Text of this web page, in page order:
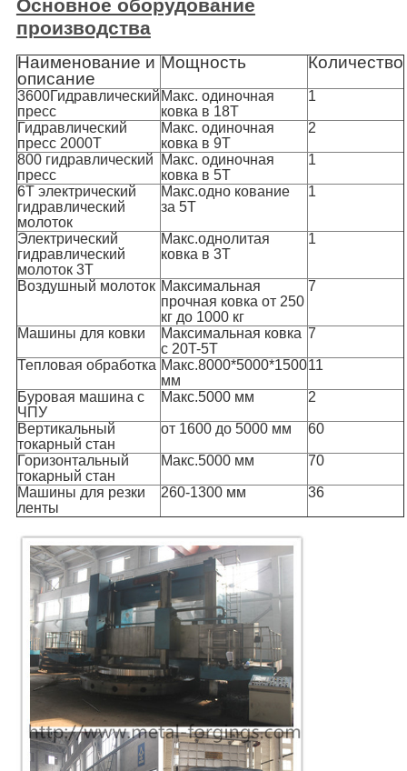
Основное оборудование
производства
Наименование и
описание
Мощность Количество
3600Гидравлический
пресс
Макс. одиночная
ковка в 18T
1
Гидравлический
пресс 2000T
Макс. одиночная
ковка в 9T
2
800 гидравлический
пресс
Макс. одиночная
ковка в 5T
1
6Т электрический
гидравлический
молоток
Макс.одно кование
за 5T
1
Электрический
гидравлический
молоток 3T
Макс.однолитая
ковка в 3T
1
Воздушный молоток Максимальная
прочная ковка от 250
кг до 1000 кг
7
Машины для ковки
Максимальная ковка
с 20T-5T
7
Тепловая обработка Макс.8000*5000*1500
мм
11
Буровая машина с
ЧПУ
Макс.5000 мм 2
Вертикальный
токарный стан
от 1600 до 5000 мм 60
Горизонтальный
токарный стан
Макс.5000 мм 70
Машины для резки
ленты
260-1300 мм 36